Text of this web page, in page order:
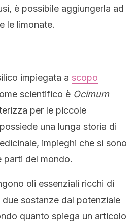
è possibile aggiungerla ad
le limonate.
impiegata a scopo
scientifico è Ocimum
per le piccole
una lunga storia di
impieghi che si sono
parti del mondo.
oli essenziali ricchi di
sostanze dal potenziale
quanto spiega un articolo